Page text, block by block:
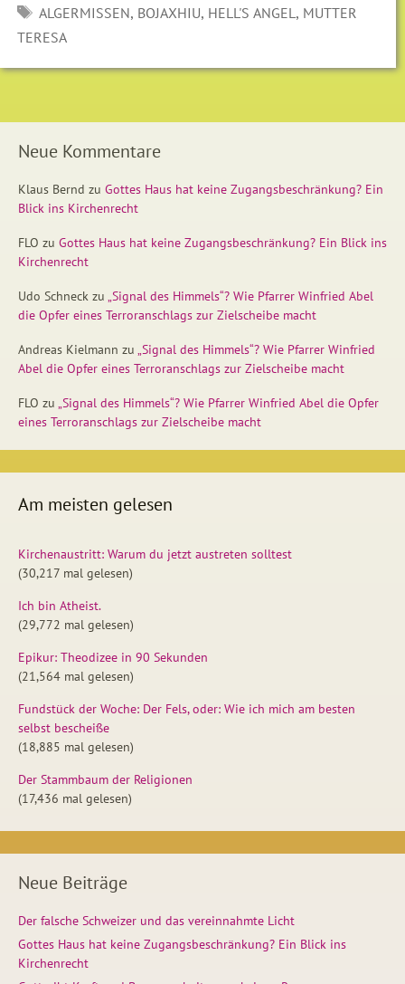
SCHLAGWÖRTER
ALGERMISSEN, BOJAXHIU, HELL'S ANGEL, MUTTER
TERESA
Neue Kommentare
Klaus Bernd zu Gottes Haus hat keine Zugangsbeschränkung? Ein
Blick ins Kirchenrecht
FLO zu Gottes Haus hat keine Zugangsbeschränkung? Ein Blick ins
Kirchenrecht
Udo Schneck zu „Signal des Himmels“? Wie Pfarrer Winfried Abel
die Opfer eines Terroranschlags zur Zielscheibe macht
Andreas Kielmann zu „Signal des Himmels“? Wie Pfarrer Winfried
Abel die Opfer eines Terroranschlags zur Zielscheibe macht
FLO zu „Signal des Himmels“? Wie Pfarrer Winfried Abel die Opfer
eines Terroranschlags zur Zielscheibe macht
Am meisten gelesen
Kirchenaustritt: Warum du jetzt austreten solltest
(30,217 mal gelesen)
Ich bin Atheist.
(29,772 mal gelesen)
Epikur: Theodizee in 90 Sekunden
(21,564 mal gelesen)
Fundstück der Woche: Der Fels, oder: Wie ich mich am besten
selbst bescheiße
(18,885 mal gelesen)
Der Stammbaum der Religionen
(17,436 mal gelesen)
Neue Beiträge
Der falsche Schweizer und das vereinnahmte Licht
Gottes Haus hat keine Zugangsbeschränkung? Ein Blick ins
Kirchenrecht